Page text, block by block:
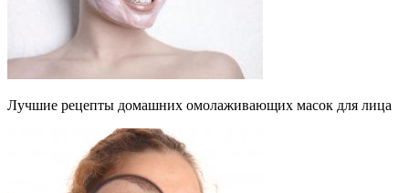
Лучшие рецепты домашних омолаживающих масок для лица